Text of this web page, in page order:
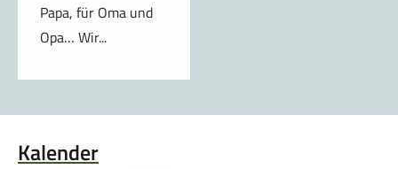
Papa, für Oma und
Opa… Wir...
Kalender